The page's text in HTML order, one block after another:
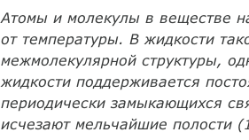
Атомы и молекулы в веществе
от температуры. В жидкости
межмолекулярной структуры,
жидкости поддерживается
периодически замыкающихся
исчезают мельчайшие полости